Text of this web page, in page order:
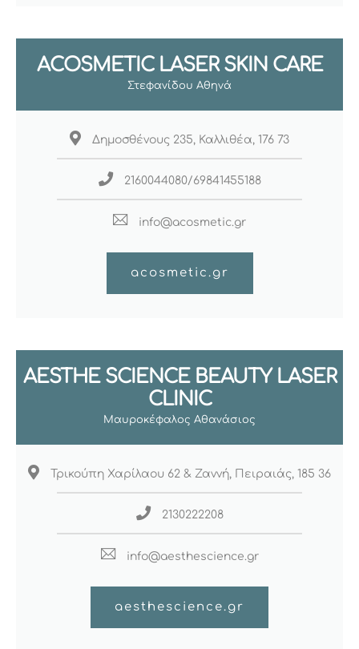
ACOSMETIC LASER SKIN CARE
Στεφανίδου Αθηνά
Δημοσθένους 235, Καλλιθέα, 176 73
2160044080/69841455188
info@acosmetic.gr
acosmetic.gr
AESTHE SCIENCE BEAUTY LASER
CLINIC
Μαυροκέφαλος Αθανάσιος
Τρικούπη Χαρίλαου 62 & Ζαννή, Πειραιάς, 185 36
2130222208
info@aesthescience.gr
aesthescience.gr